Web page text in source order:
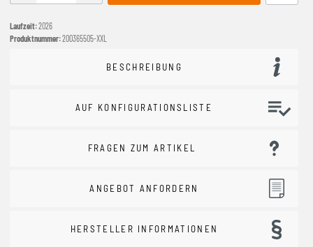
Laufzeit:2026
Produktnummer:200365505-XXL
BESCHREIBUNG
AUF KONFIGURATIONSLISTE
FRAGEN ZUM ARTIKEL
ANGEBOT ANFORDERN
HERSTELLER INFORMATIONEN